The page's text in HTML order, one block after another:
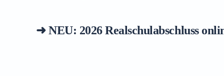
➜ NEU: 2026Realschulabschluss